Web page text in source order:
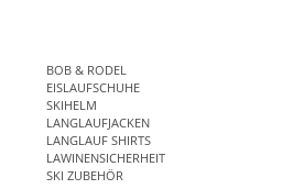
BOB & RODEL
EISLAUFSCHUHE
SKIHELM
LANGLAUFJACKEN
LANGLAUF SHIRTS
LAWINENSICHERHEIT
SKI ZUBEHÖR